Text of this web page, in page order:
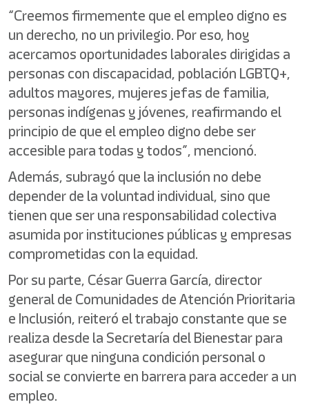
“Creemos firmemente que el empleo digno es
un derecho, no un privilegio. Por eso, hoy
acercamos oportunidades laborales dirigidas a
personas con discapacidad, población LGBTQ+,
adultos mayores, mujeres jefas de familia,
personas indígenas y jóvenes, reafirmando el
principio de que el empleo digno debe ser
accesible para todas y todos”, mencionó.
Además, subrayó que la inclusión no debe
depender de la voluntad individual, sino que
tienen que ser una responsabilidad colectiva
asumida por instituciones públicas y empresas
comprometidas con la equidad.
Por su parte, César Guerra García, director
general de Comunidades de Atención Prioritaria
e Inclusión, reiteró el trabajo constante que se
realiza desde la Secretaría del Bienestar para
asegurar que ninguna condición personal o
social se convierte en barrera para acceder a un
empleo.